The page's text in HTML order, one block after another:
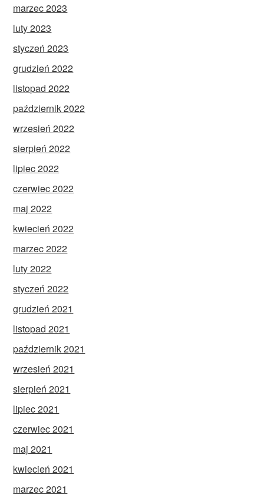
marzec 2023
luty 2023
styczeń 2023
grudzień 2022
listopad 2022
październik 2022
wrzesień 2022
sierpień 2022
lipiec 2022
czerwiec 2022
maj 2022
kwiecień 2022
marzec 2022
luty 2022
styczeń 2022
grudzień 2021
listopad 2021
październik 2021
wrzesień 2021
sierpień 2021
lipiec 2021
czerwiec 2021
maj 2021
kwiecień 2021
marzec 2021